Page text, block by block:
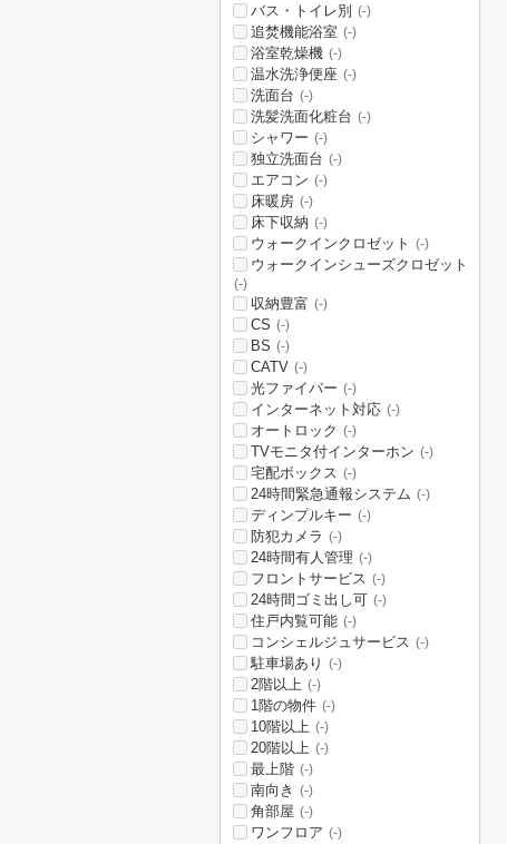
バス・トイレ別 (-)
追焚機能浴室 (-)
浴室乾燥機 (-)
温水洗浄便座 (-)
洗面台 (-)
洗髪洗面化粧台 (-)
シャワー (-)
独立洗面台 (-)
エアコン (-)
床暖房 (-)
床下収納 (-)
ウォークインクロゼット (-)
ウォークインシューズクロゼット
(-)
収納豊富 (-)
CS (-)
BS (-)
CATV (-)
光ファイバー (-)
インターネット対応 (-)
オートロック (-)
TVモニタ付インターホン (-)
宅配ボックス (-)
24時間緊急通報システム (-)
ディンプルキー (-)
防犯カメラ (-)
24時間有人管理 (-)
フロントサービス (-)
24時間ゴミ出し可 (-)
住戸内覧可能 (-)
コンシェルジュサービス (-)
駐車場あり (-)
2階以上 (-)
1階の物件 (-)
10階以上 (-)
20階以上 (-)
最上階 (-)
南向き (-)
角部屋 (-)
ワンフロア (-)